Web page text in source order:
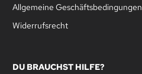
Allgemeine Geschäftsbedingungen
Widerrufsrecht
DU BRAUCHST HILFE?